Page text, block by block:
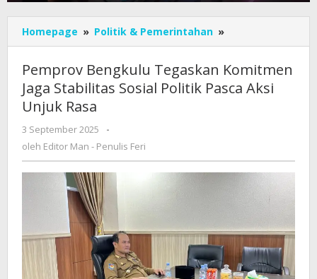
Homepage » Politik & Pemerintahan »
Bengkulu
Komitmen
Jaga
Aksi
Pemprov Bengkulu Tegaskan Komitmen
Jaga Stabilitas Sosial Politik Pasca Aksi
Unjuk Rasa
3 September 2025
oleh
Editor
Feri
-
oleh Editor Man - Penulis Feri